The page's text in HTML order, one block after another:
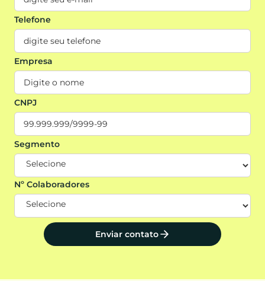
Telefone
Empresa
CNPJ
Segmento
Nº Colaboradores
Enviar contato